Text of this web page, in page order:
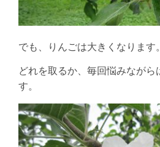
でも、りんごは大きくなります。
どれを取るか、毎回悩みながら
す。